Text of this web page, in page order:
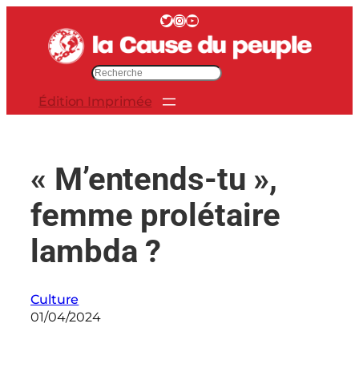
contenu
Twitter InstagramYouTube
c
e
r
Édition Imprimée
« M’entends-tu »,
femme prolétaire
lambda ?
Culture
01/04/2024